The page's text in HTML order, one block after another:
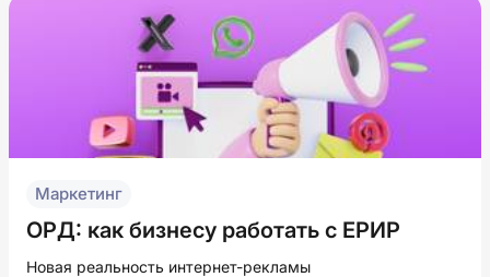
Маркетинг
ОРД: как бизнесу работать с ЕРИР
Новая реальность интернет-рекламы